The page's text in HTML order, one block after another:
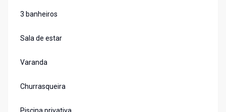
3 banheiros
Sala de estar
Varanda
Churrasqueira